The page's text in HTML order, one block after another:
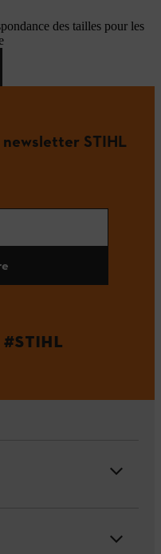
des tailles pour les
STIHL
#STIHL